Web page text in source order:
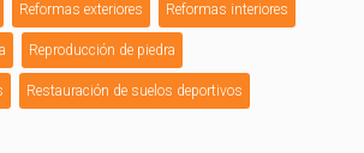
Reformas exteriores Reformas interiores
Reproducción de piedra
Restauración de suelos deportivos